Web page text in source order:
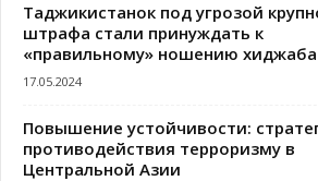
Таджикистанок под угрозой
штрафа стали принуждать к
«правильному» ношению хиджаба
17.05.2024
Повышение устойчивости:
противодействия терроризму в
Центральной Азии